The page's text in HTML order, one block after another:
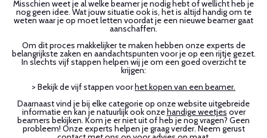
Misschien weet je al welke beamer je nodig hebt of wellicht heb je
nog geen idee. Wat jouw situatie ook is, het is altijd handig om te
weten waar je op moet letten voordat je een nieuwe beamer gaat
aanschaffen.
Om dit proces makkelijker te maken hebben onze experts de
belangrijkste zaken en aandachtspunten voor je op een rijtje gezet.
In slechts vijf stappen helpen wij je om een goed overzicht te
krijgen:
> Bekijk de vijf stappen voorhet kopen van een beamer.
Daarnaast vind je bij elke categorie op onze website uitgebreide
informatie en kan je natuurlijk ook onzehandige weetjes over
beamers bekijken. Kom je er niet uit of heb je nog vragen? Geen
probleem! Onze experts helpen je graag verder. Neem gerust